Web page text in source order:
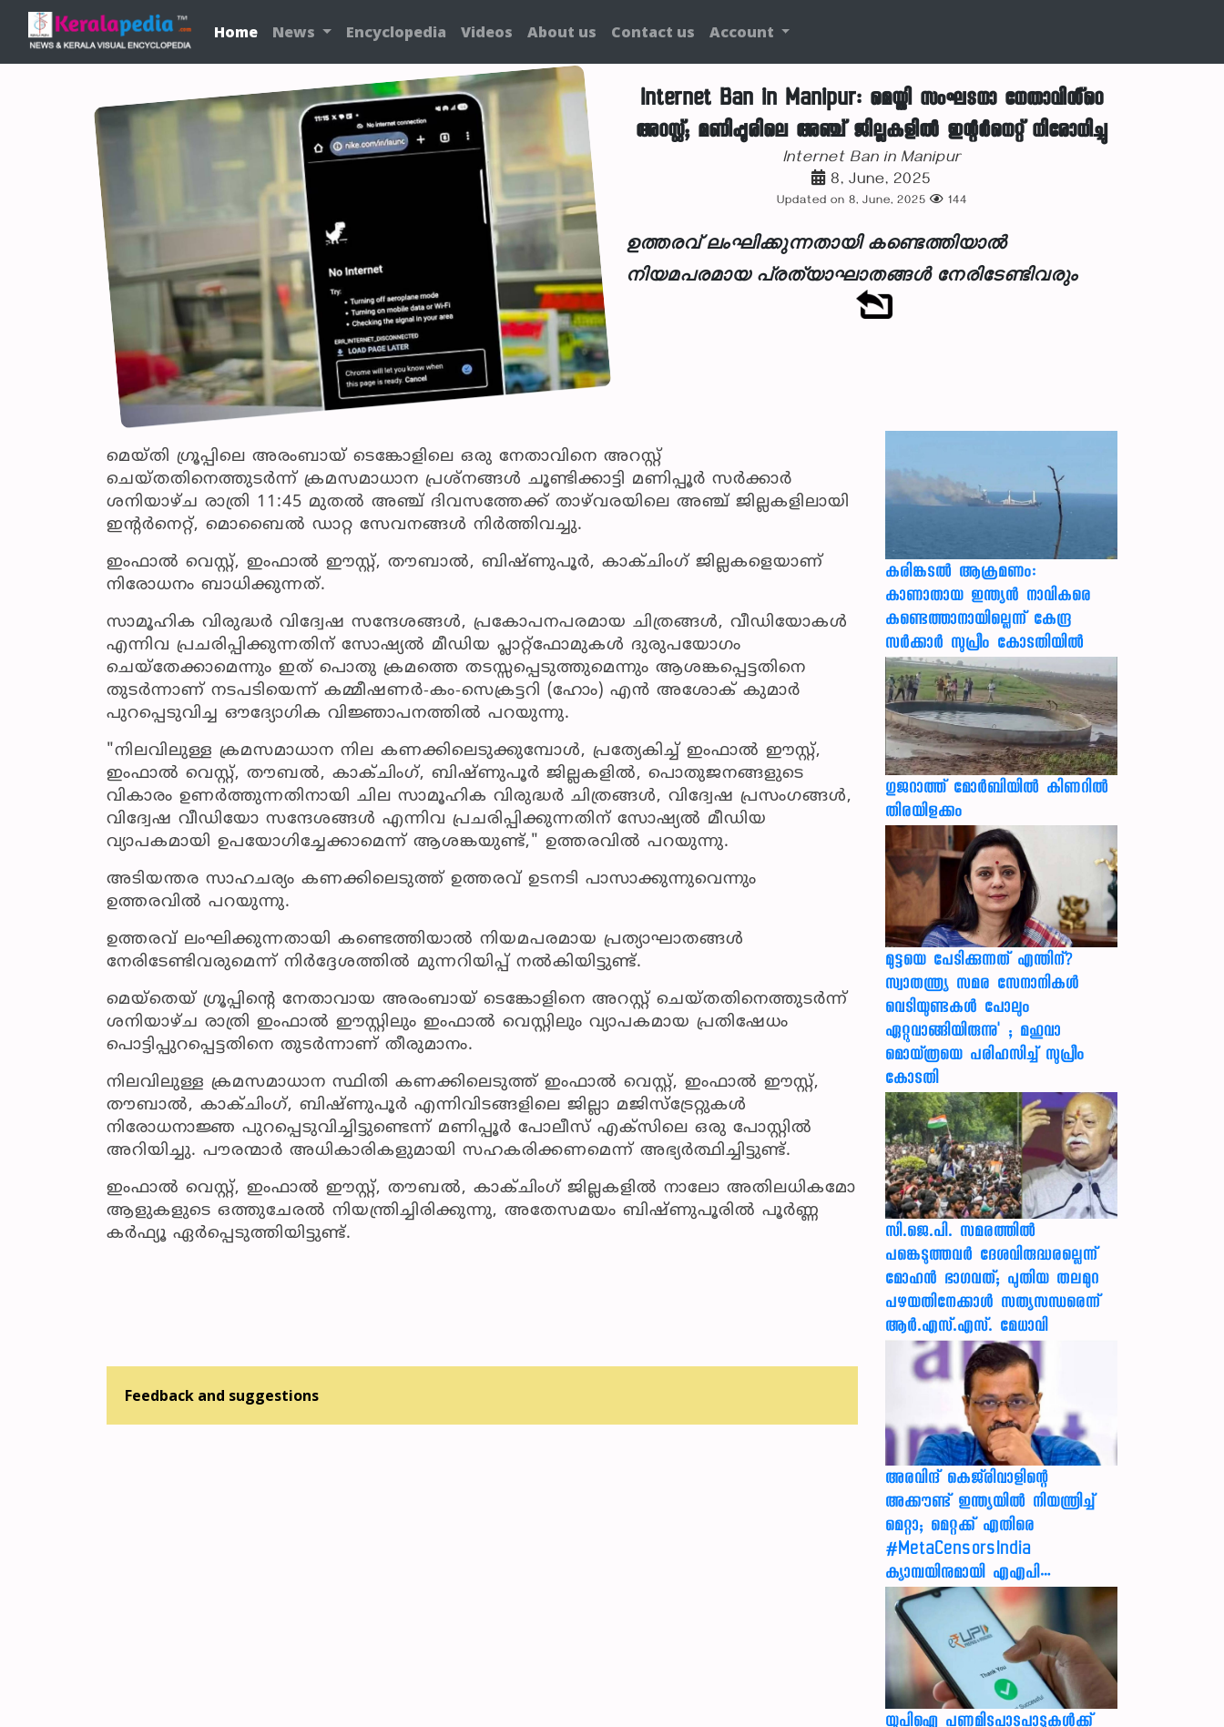
Home News Encyclopedia Videos About us Contact us Account
Internet Ban in Manipur: മെയ്തി സംഘടനാ നേതാവിൻ്റെ
അറസ്റ്റ്; മണിപ്പൂരിലെ അഞ്ച് ജില്ലകളിൽ ഇന്റർനെറ്റ് നിരോധിച്ചു
Internet Ban in Manipur
8, June, 2025
Updated on 8, June, 2025 144
ഉത്തരവ് ലംഘിക്കുന്നതായി കണ്ടെത്തിയാൽ
നിയമപരമായ പ്രത്യാഘാതങ്ങൾ നേരിടേണ്ടിവരും
മെയ്‌തി ഗ്രൂപ്പിലെ അരംബായ് ടെങ്കോളിലെ ഒരു നേതാവിനെ അറസ്റ്റ്
ചെയ്തതിനെത്തുടർന്ന് ക്രമസമാധാന പ്രശ്‌നങ്ങൾ ചൂണ്ടിക്കാട്ടി മണിപ്പൂർ സർക്കാർ
ശനിയാഴ്ച രാത്രി 11:45 മുതൽ അഞ്ച് ദിവസത്തേക്ക് താഴ്‌വരയിലെ അഞ്ച് ജില്ലകളിലായി
ഇന്റർനെറ്റ്, മൊബൈൽ ഡാറ്റ സേവനങ്ങൾ നിർത്തിവച്ചു.
ഇംഫാൽ വെസ്റ്റ്, ഇംഫാൽ ഈസ്റ്റ്, തൗബാൽ, ബിഷ്ണുപൂർ, കാക്ചിംഗ് ജില്ലകളെയാണ്
നിരോധനം ബാധിക്കുന്നത്.
സാമൂഹിക വിരുദ്ധർ വിദ്വേഷ സന്ദേശങ്ങൾ, പ്രകോപനപരമായ ചിത്രങ്ങൾ, വീഡിയോകൾ
എന്നിവ പ്രചരിപ്പിക്കുന്നതിന് സോഷ്യൽ മീഡിയ പ്ലാറ്റ്‌ഫോമുകൾ ദുരുപയോഗം
ചെയ്‌തേക്കാമെന്നും ഇത് പൊതു ക്രമത്തെ തടസ്സപ്പെടുത്തുമെന്നും ആശങ്കപ്പെട്ടതിനെ
തുടർന്നാണ് നടപടിയെന്ന് കമ്മീഷണർ-കം-സെക്രട്ടറി (ഹോം) എൻ അശോക് കുമാർ
പുറപ്പെടുവിച്ച ഔദ്യോഗിക വിജ്ഞാപനത്തിൽ പറയുന്നു.
"നിലവിലുള്ള ക്രമസമാധാന നില കണക്കിലെടുക്കുമ്പോൾ, പ്രത്യേകിച്ച് ഇംഫാൽ ഈസ്റ്റ്,
ഇംഫാൽ വെസ്റ്റ്, തൗബൽ, കാക്ചിംഗ്, ബിഷ്ണുപൂർ ജില്ലകളിൽ, പൊതുജനങ്ങളുടെ
വികാരം ഉണർത്തുന്നതിനായി ചില സാമൂഹിക വിരുദ്ധർ ചിത്രങ്ങൾ, വിദ്വേഷ പ്രസംഗങ്ങൾ,
വിദ്വേഷ വീഡിയോ സന്ദേശങ്ങൾ എന്നിവ പ്രചരിപ്പിക്കുന്നതിന് സോഷ്യൽ മീഡിയ
വ്യാപകമായി ഉപയോഗിച്ചേക്കാമെന്ന് ആശങ്കയുണ്ട്," ഉത്തരവിൽ പറയുന്നു.
അടിയന്തര സാഹചര്യം കണക്കിലെടുത്ത് ഉത്തരവ് ഉടനടി പാസാക്കുന്നുവെന്നും
ഉത്തരവിൽ പറയുന്നു.
ഉത്തരവ് ലംഘിക്കുന്നതായി കണ്ടെത്തിയാൽ നിയമപരമായ പ്രത്യാഘാതങ്ങൾ
നേരിടേണ്ടിവരുമെന്ന് നിർദ്ദേശത്തിൽ മുന്നറിയിപ്പ് നൽകിയിട്ടുണ്ട്.
മെയ്‌തെയ് ഗ്രൂപ്പിന്റെ നേതാവായ അരംബായ് ടെങ്കോളിനെ അറസ്റ്റ് ചെയ്തതിനെത്തുടർന്ന്
ശനിയാഴ്ച രാത്രി ഇംഫാൽ ഈസ്റ്റിലും ഇംഫാൽ വെസ്റ്റിലും വ്യാപകമായ പ്രതിഷേധം
പൊട്ടിപ്പുറപ്പെട്ടതിനെ തുടർന്നാണ് തീരുമാനം.
നിലവിലുള്ള ക്രമസമാധാന സ്ഥിതി കണക്കിലെടുത്ത് ഇംഫാൽ വെസ്റ്റ്, ഇംഫാൽ ഈസ്റ്റ്,
തൗബാൽ, കാക്ചിംഗ്, ബിഷ്ണുപൂർ എന്നിവിടങ്ങളിലെ ജില്ലാ മജിസ്ട്രേറ്റുകൾ
നിരോധനാജ്ഞ പുറപ്പെടുവിച്ചിട്ടുണ്ടെന്ന് മണിപ്പൂർ പോലീസ് എക്‌സിലെ ഒരു പോസ്റ്റിൽ
അറിയിച്ചു. പൗരന്മാർ അധികാരികളുമായി സഹകരിക്കണമെന്ന് അഭ്യർത്ഥിച്ചിട്ടുണ്ട്.
ഇംഫാൽ വെസ്റ്റ്, ഇംഫാൽ ഈസ്റ്റ്, തൗബൽ, കാക്ചിംഗ് ജില്ലകളിൽ നാലോ അതിലധികമോ
ആളുകളുടെ ഒത്തുചേരൽ നിയന്ത്രിച്ചിരിക്കുന്നു, അതേസമയം ബിഷ്ണുപൂരിൽ പൂർണ്ണ
കർഫ്യൂ ഏർപ്പെടുത്തിയിട്ടുണ്ട്.
Feedback and suggestions
കരിങ്കടൽ ആക്രമണം:
കാണാതായ ഇന്ത്യൻ നാവികരെ
കണ്ടെത്താനായില്ലെന്ന് കേന്ദ്ര
സർക്കാർ സുപ്രീം കോടതിയിൽ
ഗുജറാത്ത് മോർബിയിൽ കിണറിൽ
തിരയിളക്കം
മുട്ടയെ പേടിക്കുന്നത് എന്തിന്?
സ്വാതന്ത്ര്യ സമര സേനാനികൾ
വെടിയുണ്ടകൾ പോലും
ഏറ്റുവാങ്ങിയിരുന്നു' ; മഹുവാ
മൊയ്ത്രയെ പരിഹസിച്ച് സുപ്രീം
കോടതി
സി.ജെ.പി. സമരത്തിൽ
പങ്കെടുത്തവർ ദേശവിരുദ്ധരല്ലെന്ന്
മോഹൻ ഭാഗവത്; പുതിയ തലമുറ
പഴയതിനേക്കാൾ സത്യസന്ധരെന്ന്
ആർ.എസ്.എസ്. മേധാവി
അരവിന്ദ് കെജ്‌രിവാളിന്റെ
അക്കൗണ്ട് ഇന്ത്യയിൽ നിയന്ത്രിച്ച്
മെറ്റാ; മെറ്റക്ക് എതിരെ
#MetaCensorsIndia
ക്യാമ്പയിനുമായി എഎപി…